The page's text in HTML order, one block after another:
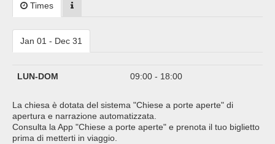
Times
Jan 01 - Dec 31
LUN-DOM 09:00 - 18:00
La chiesa è dotata del sistema "Chiese a porte aperte" di
apertura e narrazione automatizzata.
Consulta la App "Chiese a porte aperte" e prenota il tuo biglietto
prima di metterti in viaggio.